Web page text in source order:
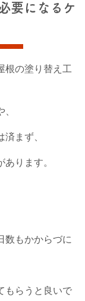
要になるケ
根の塗り替え工
まず、
ります。
数もかからづに
もらうと良いで